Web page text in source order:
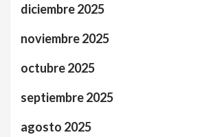
diciembre 2025
noviembre 2025
octubre 2025
septiembre 2025
agosto 2025